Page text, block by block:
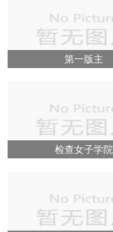
第一版主
检查女子学院